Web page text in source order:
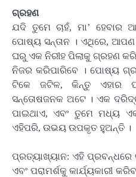
ଗ୍ରହଣ
ଯଦି ତୁମେ ଚାହଁ, ମା’
ପୋଷ୍ୟ ସନ୍ତାନ । ଏଥିରେ,
ଘରୁ ଏକ ନିରୀହ ପିଲାକୁ ଗ୍ରହଣ
ନିଜର କରିପାରିବେ । ପୋଷ୍ୟ
ଟିକେ ଜଟିଳ, କିନ୍ତୁ ଏହାର
ସନ୍ତୋଷଜନକ ଅଟେ । ଏକ
ପାଇଥାଏ, ଏବଂ ତୁମେ ମଧ୍ୟ
ଏହିପରି, ଉଭୟ ଉପକୃତ ହୁଅନ୍ତି ।
ପ୍ରତ୍ୟାଖ୍ୟାନ: ଏହି
ଏବଂ ପରାମର୍ଶକୁ କାର୍ଯ୍ୟକାରୀ